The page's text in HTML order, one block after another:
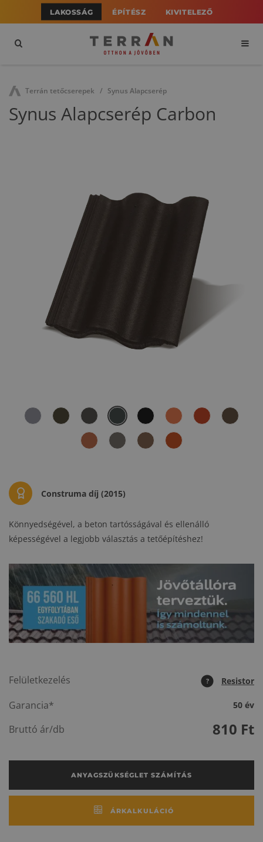
LAKOSSÁG ÉPÍTÉSZ KIVITELEZŐ
Terrán tetőcserepek Synus Alapcserép
Synus Alapcserép Carbon
Construma díj (2015)
Könnyedségével, a beton tartósságával és ellenálló
képességével a legjobb választás a tetőépítéshez!
Felületkezelés ? Resistor
Garancia* 50 év
Bruttó ár/db 810 Ft
ANYAGSZÜKSÉGLET SZÁMÍTÁS
ÁRKALKULÁCIÓ